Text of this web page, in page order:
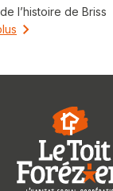
l’histoire de Briss